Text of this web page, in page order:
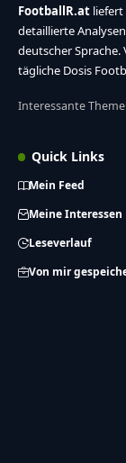
FootballR.at liefert
detaillierte
deutscher Sprache.
tägliche Dosis
Interessante
Quick Links
Mein Feed
Meine Interessen
Leseverlauf
Von mir